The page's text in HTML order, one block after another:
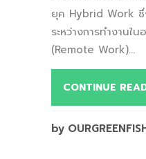
ยุค Hybrid Work ซึ่
ระหว่างการทำงานใ
(Remote Work)...
CONTINUE
by